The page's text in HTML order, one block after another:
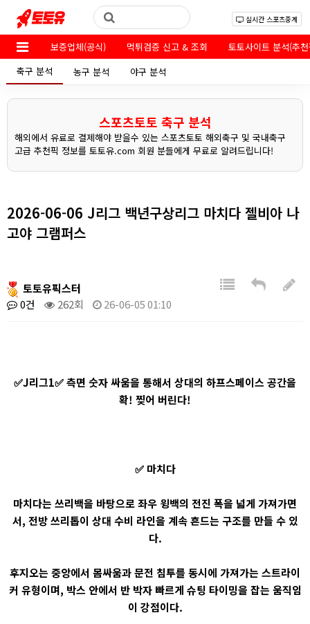
실시간 스포츠중계
보증업체(공식) 먹튀검증 신고 & 조회
토토사이트 분석(추
축구 분석
농구 분석 야구 분석
스포츠토토 축구 분석
해외에서 유료로 결제해야 받을수 있는 스포츠토토 해외축구 및 국내축구
고급 추천픽 정보를 토토유.com 회원 분들에게 무료로 알려드립니다!
2026-06-06 J리그 백년구상리그 마치다 젤비아 나
고야 그램퍼스
토토유픽스터
0건
262회 26-06-05 01:10
✅J리그1✅ 측면 숫자 싸움을 통해서 상대의 하프스페이스 공간을
확! 찢어 버린다!
✅ 마치다
마치다는 쓰리백을 바탕으로 좌우 윙백의 전진 폭을 넓게 가져가면
서, 전방 쓰리톱이 상대 수비 라인을 계속 흔드는 구조를 만들 수 있
다.
후지오는 중앙에서 몸싸움과 문전 침투를 동시에 가져가는 스트라이
커 유형이며, 박스 안에서 반 박자 빠르게 슈팅 타이밍을 잡는 움직임
이 강점이다.